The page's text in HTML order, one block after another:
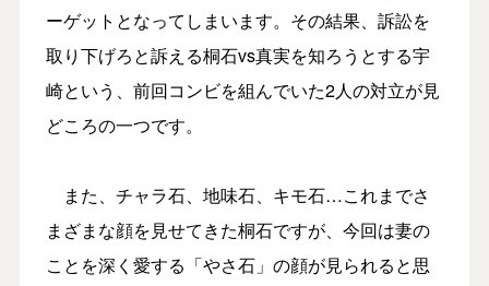
ーゲットとなってしまいます。その結果、訴訟を
取り下げろと訴える桐石vs真実を知ろうとする宇
崎という、前回コンビを組んでいた2人の対立が見
どころの一つです。
また、チャラ石、地味石、キモ石…これまでさ
まざまな顔を見せてきた桐石ですが、今回は妻の
ことを深く愛する「やさ石」の顔が見られると思